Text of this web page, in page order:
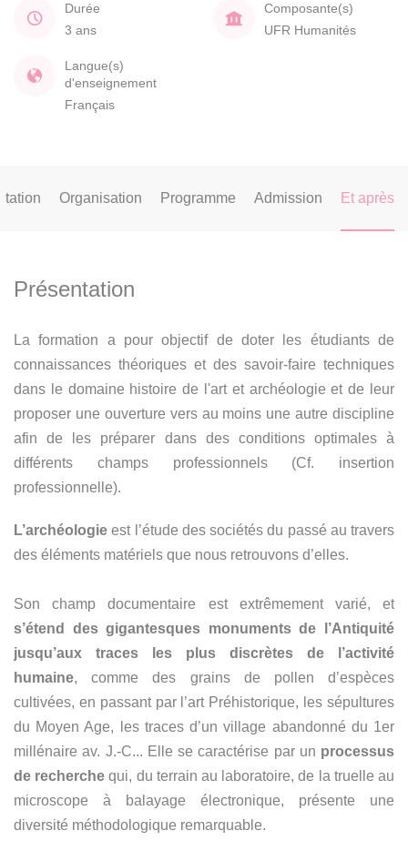
Durée
3 ans
Composante(s)
UFR Humanités
Langue(s)
d'enseignement
Français
Organisation Programme Admission Et après
Présentation
La formation a pour objectif de doter les étudiants de
connaissances théoriques et des savoir-faire techniques
dans le domaine histoire de l'art et archéologie et de leur
proposer une ouverture vers au moins une autre discipline
afin de les préparer dans des conditions optimales à
différents champs professionnels (Cf. insertion
professionnelle).
L’archéologie est l’étude des sociétés du passé au travers
des éléments matériels que nous retrouvons d’elles.
Son champ documentaire est extrêmement varié, et
s’étend des gigantesques monuments de l’Antiquité
jusqu’aux traces les plus discrètes de l’activité
humaine, comme des grains de pollen d’espèces
cultivées, en passant par l’art Préhistorique, les sépultures
du Moyen Age, les traces d’un village abandonné du 1er
millénaire av. J.-C... Elle se caractérise par un processus
de recherche qui, du terrain au laboratoire, de la truelle au
microscope à balayage électronique, présente une
diversité méthodologique remarquable.